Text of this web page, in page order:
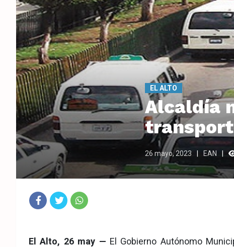
EL ALTO
Alcaldía
26 mayo, 2023 EAN
eb
ter
tsA
El Alto, 26 may — El Gobierno Autónomo